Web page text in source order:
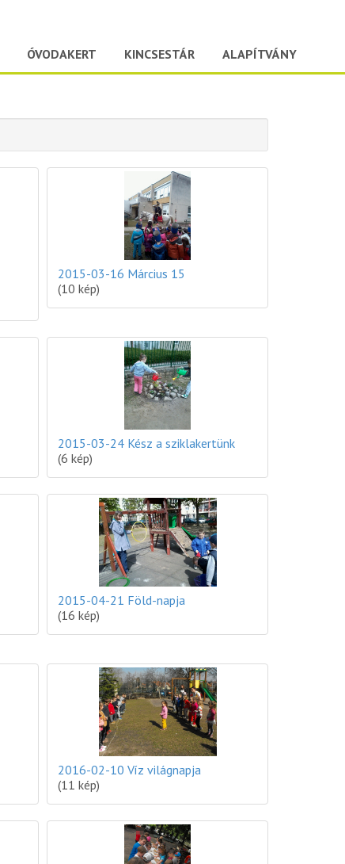
ÓVODAKERT KINCSESTÁR ALAPÍTVÁNY
2015-03-16 Március 15
(10 kép)
2015-03-24 Kész a sziklakertünk
(6 kép)
2015-04-21 Föld-napja
(16 kép)
2016-02-10 Víz világnapja
(11 kép)